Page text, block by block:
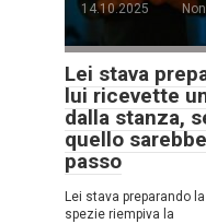
14.10.2025
Lei stava
lui ricevette
dalla stanza,
quello
passo
Lei stava preparando
spezie riempiva la